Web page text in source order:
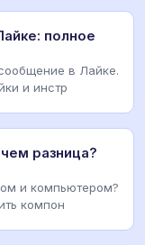
полное
в Лайке.
и инстр
разница?
и компьютером?
компон